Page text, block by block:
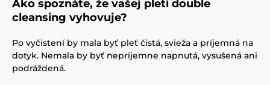
Ako spoznáte, že vašej pleti double
cleansing vyhovuje?
Po vyčistení by mala byť pleť čistá, svieža a príjemná na
dotyk. Nemala by byť nepríjemne napnutá, vysušená ani
podráždená.